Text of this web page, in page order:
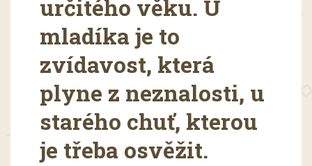
určitého věku. U
mladíka je to
zvídavost, která
plyne z neznalosti, u
starého chuť, kterou
je třeba osvěžit.